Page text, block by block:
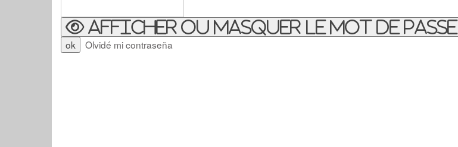
Afficher ou masquer le mot de passe
Olvidé mi contraseña